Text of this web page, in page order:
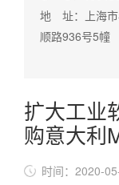
地 址：上海市
顺路936号5幢
扩大工业
购意大利
时间：2020-